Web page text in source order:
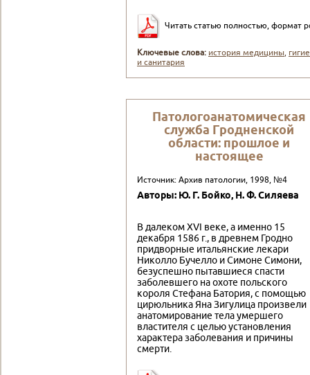
Читать статью полностью, формат
Ключевые слова: история медицины,
и санитария
Патологоанатомическая
служба Гродненской
области: прошлое и
настоящее
Источник: Архив патологии, 1998, №4
Авторы: Ю. Г. Бойко, Н. Ф. Силяева
В далеком XVI веке, а именно 15
декабря 1586 г., в древнем Гродно
придворные итальянские лекари
Николло Бучелло и Симоне Симони,
безуспешно пытавшиеся спасти
заболевшего на охоте польского
короля Стефана Батория, с помощью
цирюльника Яна Зигулица произвели
анатомирование тела умершего
властителя с целью установления
характера заболевания и причины
смерти.